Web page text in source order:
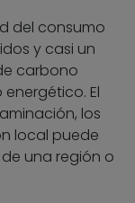
del consumo
y casi un
carbono
El
los
local puede
de una región o